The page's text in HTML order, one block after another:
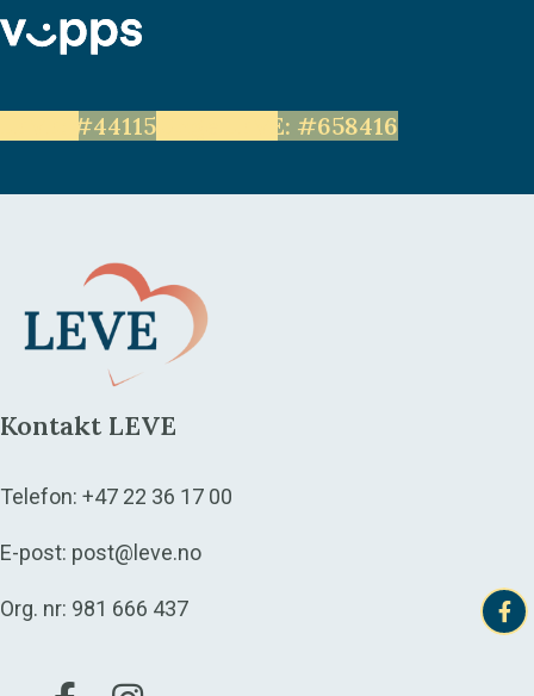
LEVE: #44115 Unge LEVE: #658416
Kontakt LEVE
Telefon: +47 22 36 17 00
E-post: post@leve.no
Org. nr: 981 666 437
Gå til vår Facebook
Gå til vår Instagram